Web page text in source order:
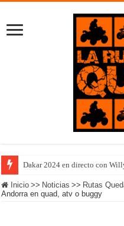
Dakar 2024 en directo con
Inicio >> Noticias >> Rutas
Andorra en quad, atv o buggy